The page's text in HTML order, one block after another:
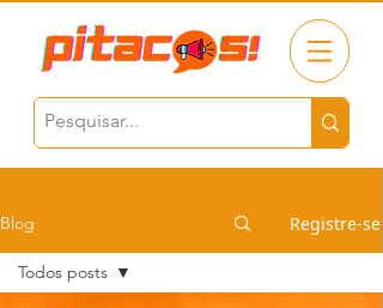
Blog Registre-se
Todos posts